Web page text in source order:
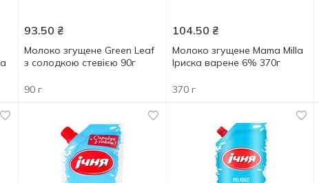
93.50 ₴
Молоко згущене Green Leaf
з солодкою стевією 90г
90 г
104.50 ₴
Молоко згущене Mama Milla
Іриска варене 6% 370г
370 г